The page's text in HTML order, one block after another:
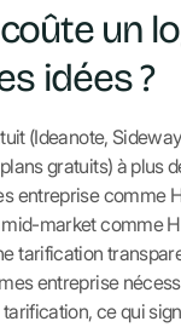
un
idées ?
(Ideanote,
gratuits) à plus
entreprise comme
mid-market comme
tarification
entreprise
ce qui